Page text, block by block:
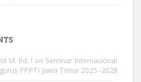
M. Pd. I on Seminar Internasional
FPPTI Jawa Timur 2025–2028